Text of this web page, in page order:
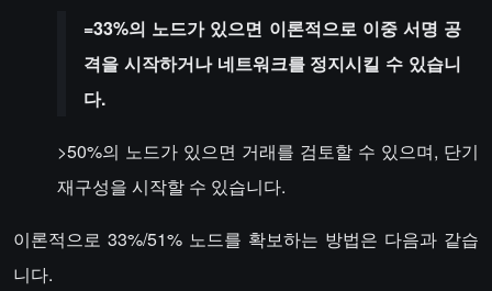
=33%의 노드가 있으면 이론적으로 이중 서명 공
격을 시작하거나 네트워크를 정지시킬 수 있습니
다.
>50%의 노드가 있으면 거래를 검토할 수 있으며, 단기
재구성을 시작할 수 있습니다.
이론적으로 33%/51% 노드를 확보하는 방법은 다음과 같습
니다.